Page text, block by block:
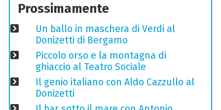
Prossimamente
Un ballo in maschera di Verdi al
Donizetti di Bergamo
Piccolo orso e la montagna di
ghiaccio al Teatro Sociale
Il genio italiano con Aldo Cazzullo al
Donizetti